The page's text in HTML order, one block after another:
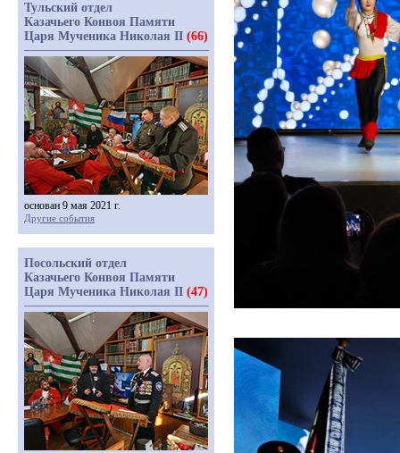
Тульский отдел
Казачьего Конвоя Памяти
Царя Мученика Николая II (66)
основан 9 мая 2021 г.
Другие события
Посольский отдел
Казачьего Конвоя Памяти
Царя Мученика Николая II (47)